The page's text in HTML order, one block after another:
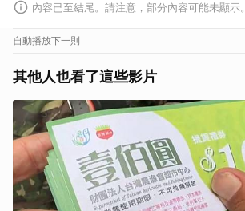
內容已至結尾。請注意，部分內容可能未顯示。
自動播放下一則
其他人也看了這些影片